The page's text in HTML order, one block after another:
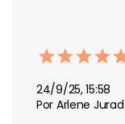
24/9/25, 15:58
Por Arlene